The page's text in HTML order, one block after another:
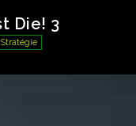
Die! 3
Stratégie